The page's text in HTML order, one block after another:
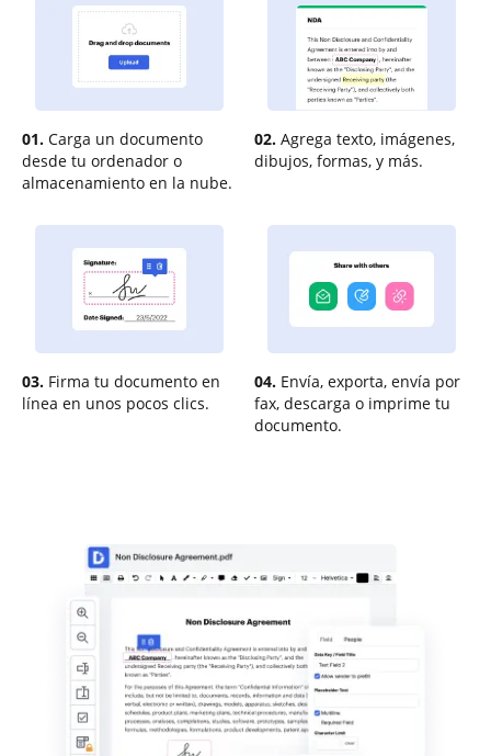
01. Carga un documento
desde tu ordenador o
almacenamiento en la nube.
02. Agrega texto, imágenes,
dibujos, formas, y más.
03. Firma tu documento en
línea en unos pocos clics.
04. Envía, exporta, envía por
fax, descarga o imprime tu
documento.